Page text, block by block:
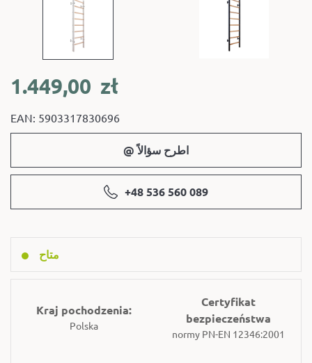
1.449,00 zł
EAN: 5903317830696
@ اطرح سؤالاً
+48 536 560 089
متاح
Kraj pochodzenia:
Polska
Certyfikat
bezpieczeństwa
normy PN-EN 12346:2001